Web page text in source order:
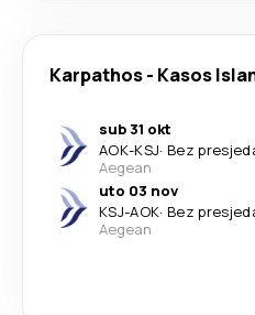
Karpathos- Kasos
sub 31 okt
AOK-KSJ· Bez
Aegean
uto 03 nov
KSJ-AOK· Bez
Aegean